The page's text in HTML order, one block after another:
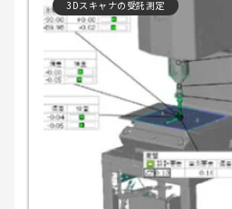
3Dスキャナの受託測定